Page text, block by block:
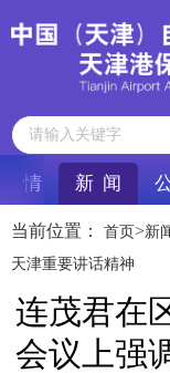
情 新 闻
当前位置： 首页>新
天津重要讲话精神
连茂君在
会议上强